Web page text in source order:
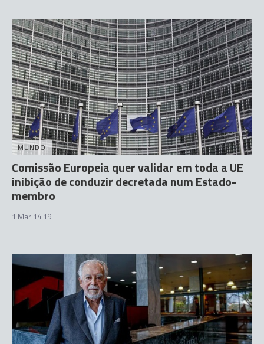
MUNDO
Comissão Europeia quer validar em toda a UE
inibição de conduzir decretada num Estado-
membro
1 Mar 14:19